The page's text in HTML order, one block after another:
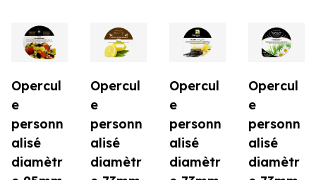
Opercul
e
personn
alisé
diamètr
Opercul
e
personn
alisé
diamètr
Opercul
e
personn
alisé
diamètr
Opercul
e
personn
alisé
diamètr